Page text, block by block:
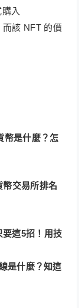
入
該 NFT 的價
幣是什麼？怎
幣交易所排名
這5招！用技
是什麼？知這